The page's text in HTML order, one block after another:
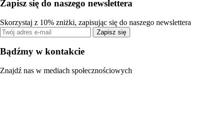
Zapisz się do naszego newslettera
Skorzystaj z 10% zniżki, zapisując się do naszego newslettera
Zapisz się
Bądźmy w kontakcie
Znajdź nas w mediach społecznościowych